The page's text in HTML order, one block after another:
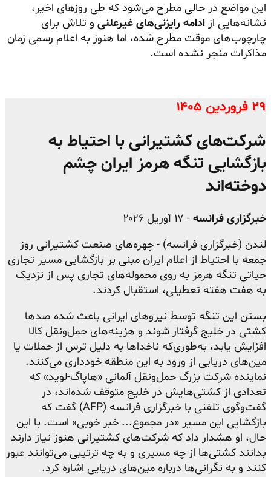
این مواضع در حالی مطرح می‌شود که طی روزهای اخیر،
نشانه‌هایی از ادامه رایزنی‌های غیرعلنی و تلاش برای
چارچوب‌های موقت مطرح شده، اما هنوز به اعلام رسمی زمان
مذاکرات منجر نشده است.
۲۹ فروردین ۱۴۰۵
شرکت‌های کشتیرانی با احتیاط به
بازگشایی تنگه هرمز ایران چشم
دوخته‌اند
خبرگزاری فرانسه - ۱۷ آوریل ۲۰۲۶
لندن (خبرگزاری فرانسه) - چهره‌های صنعت کشتیرانی روز
جمعه با احتیاط از اعلام ایران مبنی بر بازگشایی مسیر تجاری
حیاتی تنگه هرمز به روی محموله‌های تجاری پس از نزدیک
به هفت هفته تعطیلی، استقبال کردند.
بستن این تنگه توسط نیروهای ایرانی باعث شده صدها
کشتی در خلیج گرفتار شوند و هزینه‌های حمل‌ونقل کالا
افزایش یابد، به‌طوری‌که ناخداها به دلیل ترس از حملات یا
مین‌های دریایی از ورود به این منطقه خودداری می‌کنند.
نماینده شرکت بزرگ حمل‌ونقل آلمانی «هاپاگ-لوید» که
تعدادی از کشتی‌هایش در خلیج متوقف شده‌اند، در
گفت‌وگوی تلفنی با خبرگزاری فرانسه (AFP) گفت که
بازگشایی این مسیر «در مجموع... خبر خوبی» است. با این
حال، او هشدار داد که شرکت‌های کشتیرانی هنوز نیاز دارند
بدانند کشتی‌ها از چه مسیری و به چه ترتیبی می‌توانند عبور
کنند و به نگرانی‌ها درباره مین‌های دریایی اشاره کرد.